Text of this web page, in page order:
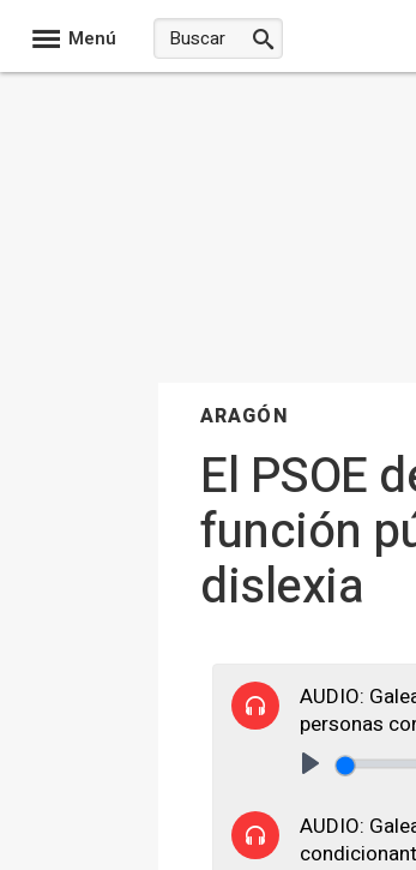
Menú
ARAGÓN
El PSOE
función
dislexia
AUDIO:
personas
AUDIO: